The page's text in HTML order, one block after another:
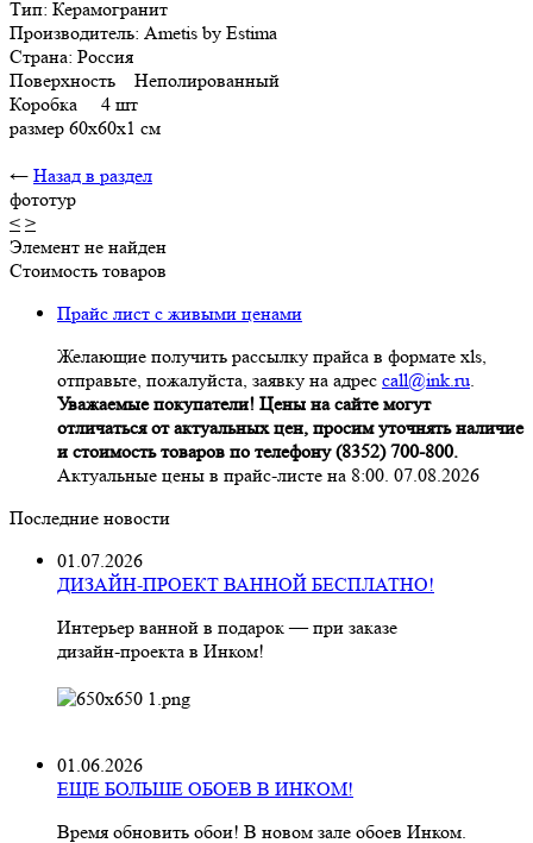
Тип: Керамогранит
Производитель: Ametis by Estima
Страна: Россия
Поверхность Неполированный
Коробка 4 шт
размер 60x60х1 см
← Назад в раздел
фототур
< >
Элемент не найден
Стоимость товаров
Прайс лист с живыми ценами
Желающие получить рассылку прайса в формате xls,
отправьте, пожалуйста, заявку на адрес call@ink.ru.
Уважаемые покупатели! Цены на сайте могут
отличаться от актуальных цен, просим уточнять наличие
и стоимость товаров по телефону (8352) 700-800.
Актуальные цены в прайс-листе на 8:00. 07.08.2026
Последние новости
01.07.2026
ДИЗАЙН-ПРОЕКТ ВАННОЙ БЕСПЛАТНО!
Интерьер ванной в подарок — при заказе
дизайн‑проекта в Инком!
01.06.2026
ЕЩЕ БОЛЬШЕ ОБОЕВ В ИНКОМ!
Время обновить обои! В новом зале обоев Инком.